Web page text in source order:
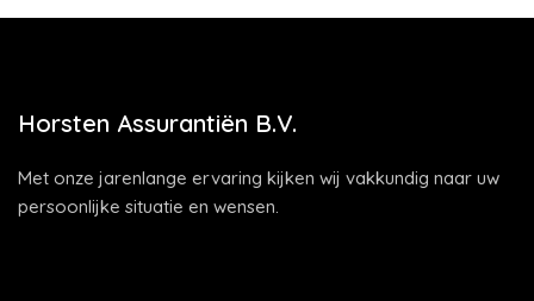
Horsten Assurantiën B.V.
Met onze jarenlange ervaring kijken wij vakkundig naar uw
persoonlijke situatie en wensen.